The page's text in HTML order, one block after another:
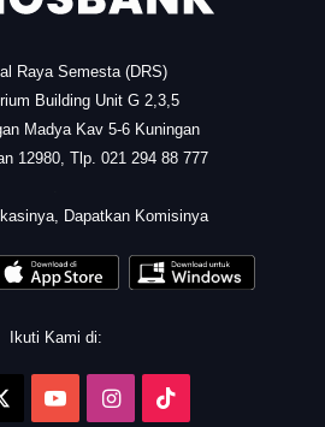
Raya Semesta (DRS)
Building Unit G 2,3,5
Madya Kav 5-6 Kuningan
12980, Tlp. 021 294 88 777
Dapatkan Komisinya
Ikuti Kami di:
YouTubeInstagram